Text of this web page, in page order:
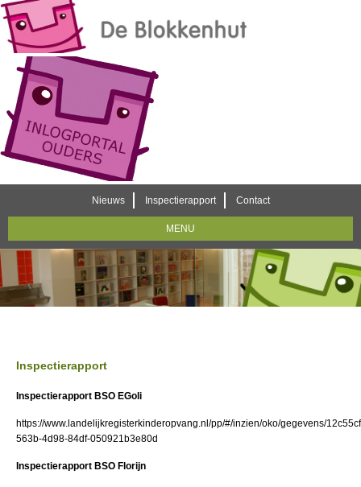
Nieuws Inspectierapport Contact
MENU
Inspectierapport
Inspectierapport BSO EGoli
https://www.landelijkregisterkinderopvang.nl/pp/#/inzien/oko/gegevens/
563b-4d98-84df-050921b3e80d
Inspectierapport BSO Florijn